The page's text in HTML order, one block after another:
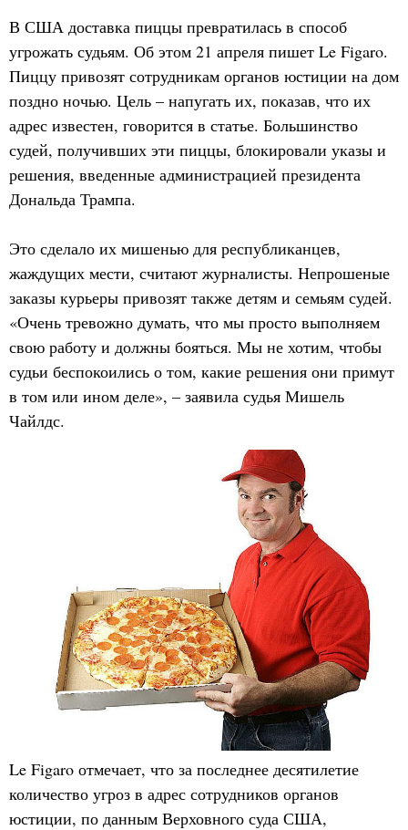
В США доставка пиццы превратилась в способ
угрожать судьям. Об этом 21 апреля пишет Le Figaro.
Пиццу привозят сотрудникам органов юстиции на дом
поздно ночью. Цель – напугать их, показав, что их
адрес известен, говорится в статье. Большинство
судей, получивших эти пиццы, блокировали указы и
решения, введенные администрацией президента
Дональда Трампа.
Это сделало их мишенью для республиканцев,
жаждущих мести, считают журналисты. Непрошеные
заказы курьеры привозят также детям и семьям судей.
«Очень тревожно думать, что мы просто выполняем
свою работу и должны бояться. Мы не хотим, чтобы
судьи беспокоились о том, какие решения они примут
в том или ином деле», – заявила судья Мишель
Чайлдс.
Le Figaro отмечает, что за последнее десятилетие
количество угроз в адрес сотрудников органов
юстиции, по данным Верховного суда США,